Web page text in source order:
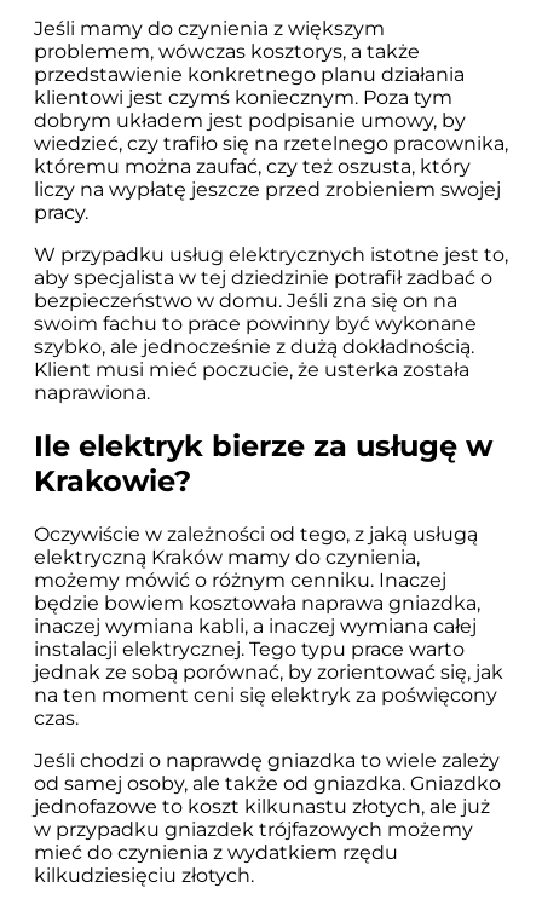
Jeśli mamy do czynienia z większym
problemem, wówczas kosztorys, a także
przedstawienie konkretnego planu działania
klientowi jest czymś koniecznym. Poza tym
dobrym układem jest podpisanie umowy, by
wiedzieć, czy trafiło się na rzetelnego pracownika,
któremu można zaufać, czy też oszusta, który
liczy na wypłatę jeszcze przed zrobieniem swojej
pracy.
W przypadku usług elektrycznych istotne jest to,
aby specjalista w tej dziedzinie potrafił zadbać o
bezpieczeństwo w domu. Jeśli zna się on na
swoim fachu to prace powinny być wykonane
szybko, ale jednocześnie z dużą dokładnością.
Klient musi mieć poczucie, że usterka została
naprawiona.
Ile elektryk bierze za usługę w
Krakowie?
Oczywiście w zależności od tego, z jaką usługą
elektryczną Kraków mamy do czynienia,
możemy mówić o różnym cenniku. Inaczej
będzie bowiem kosztowała naprawa gniazdka,
inaczej wymiana kabli, a inaczej wymiana całej
instalacji elektrycznej. Tego typu prace warto
jednak ze sobą porównać, by zorientować się, jak
na ten moment ceni się elektryk za poświęcony
czas.
Jeśli chodzi o naprawdę gniazdka to wiele zależy
od samej osoby, ale także od gniazdka. Gniazdko
jednofazowe to koszt kilkunastu złotych, ale już
w przypadku gniazdek trójfazowych możemy
mieć do czynienia z wydatkiem rzędu
kilkudziesięciu złotych.